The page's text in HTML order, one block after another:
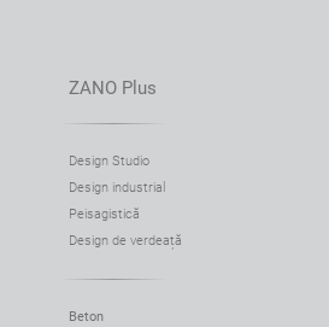
ZANO Plus
Design Studio
Design industrial
Peisagistică
Design de verdeață
Beton